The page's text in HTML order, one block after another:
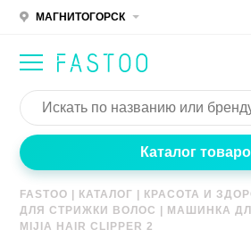
МАГНИТОГОРСК
Каталог
FASTOO КАТАЛОГ КРАСОТА И
ДЛЯ СТРИЖКИ ВОЛОС
МАШИНКА
MIJIA HAIR CLIPPER 2